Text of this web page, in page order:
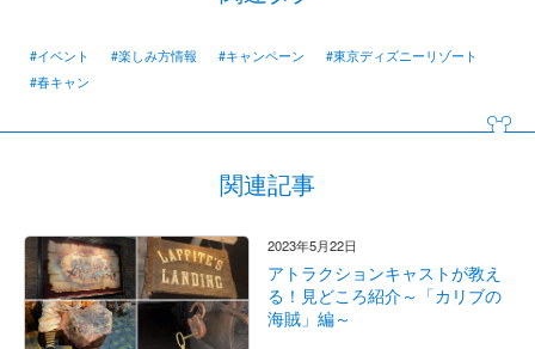
#イベント #楽しみ方情報 #キャンペーン
#東京ディズニーリゾート
#春キャン
関連記事
2023年5月22日
アトラクションキャストが教え
る！見どころ紹介～「カリブの
海賊」編～